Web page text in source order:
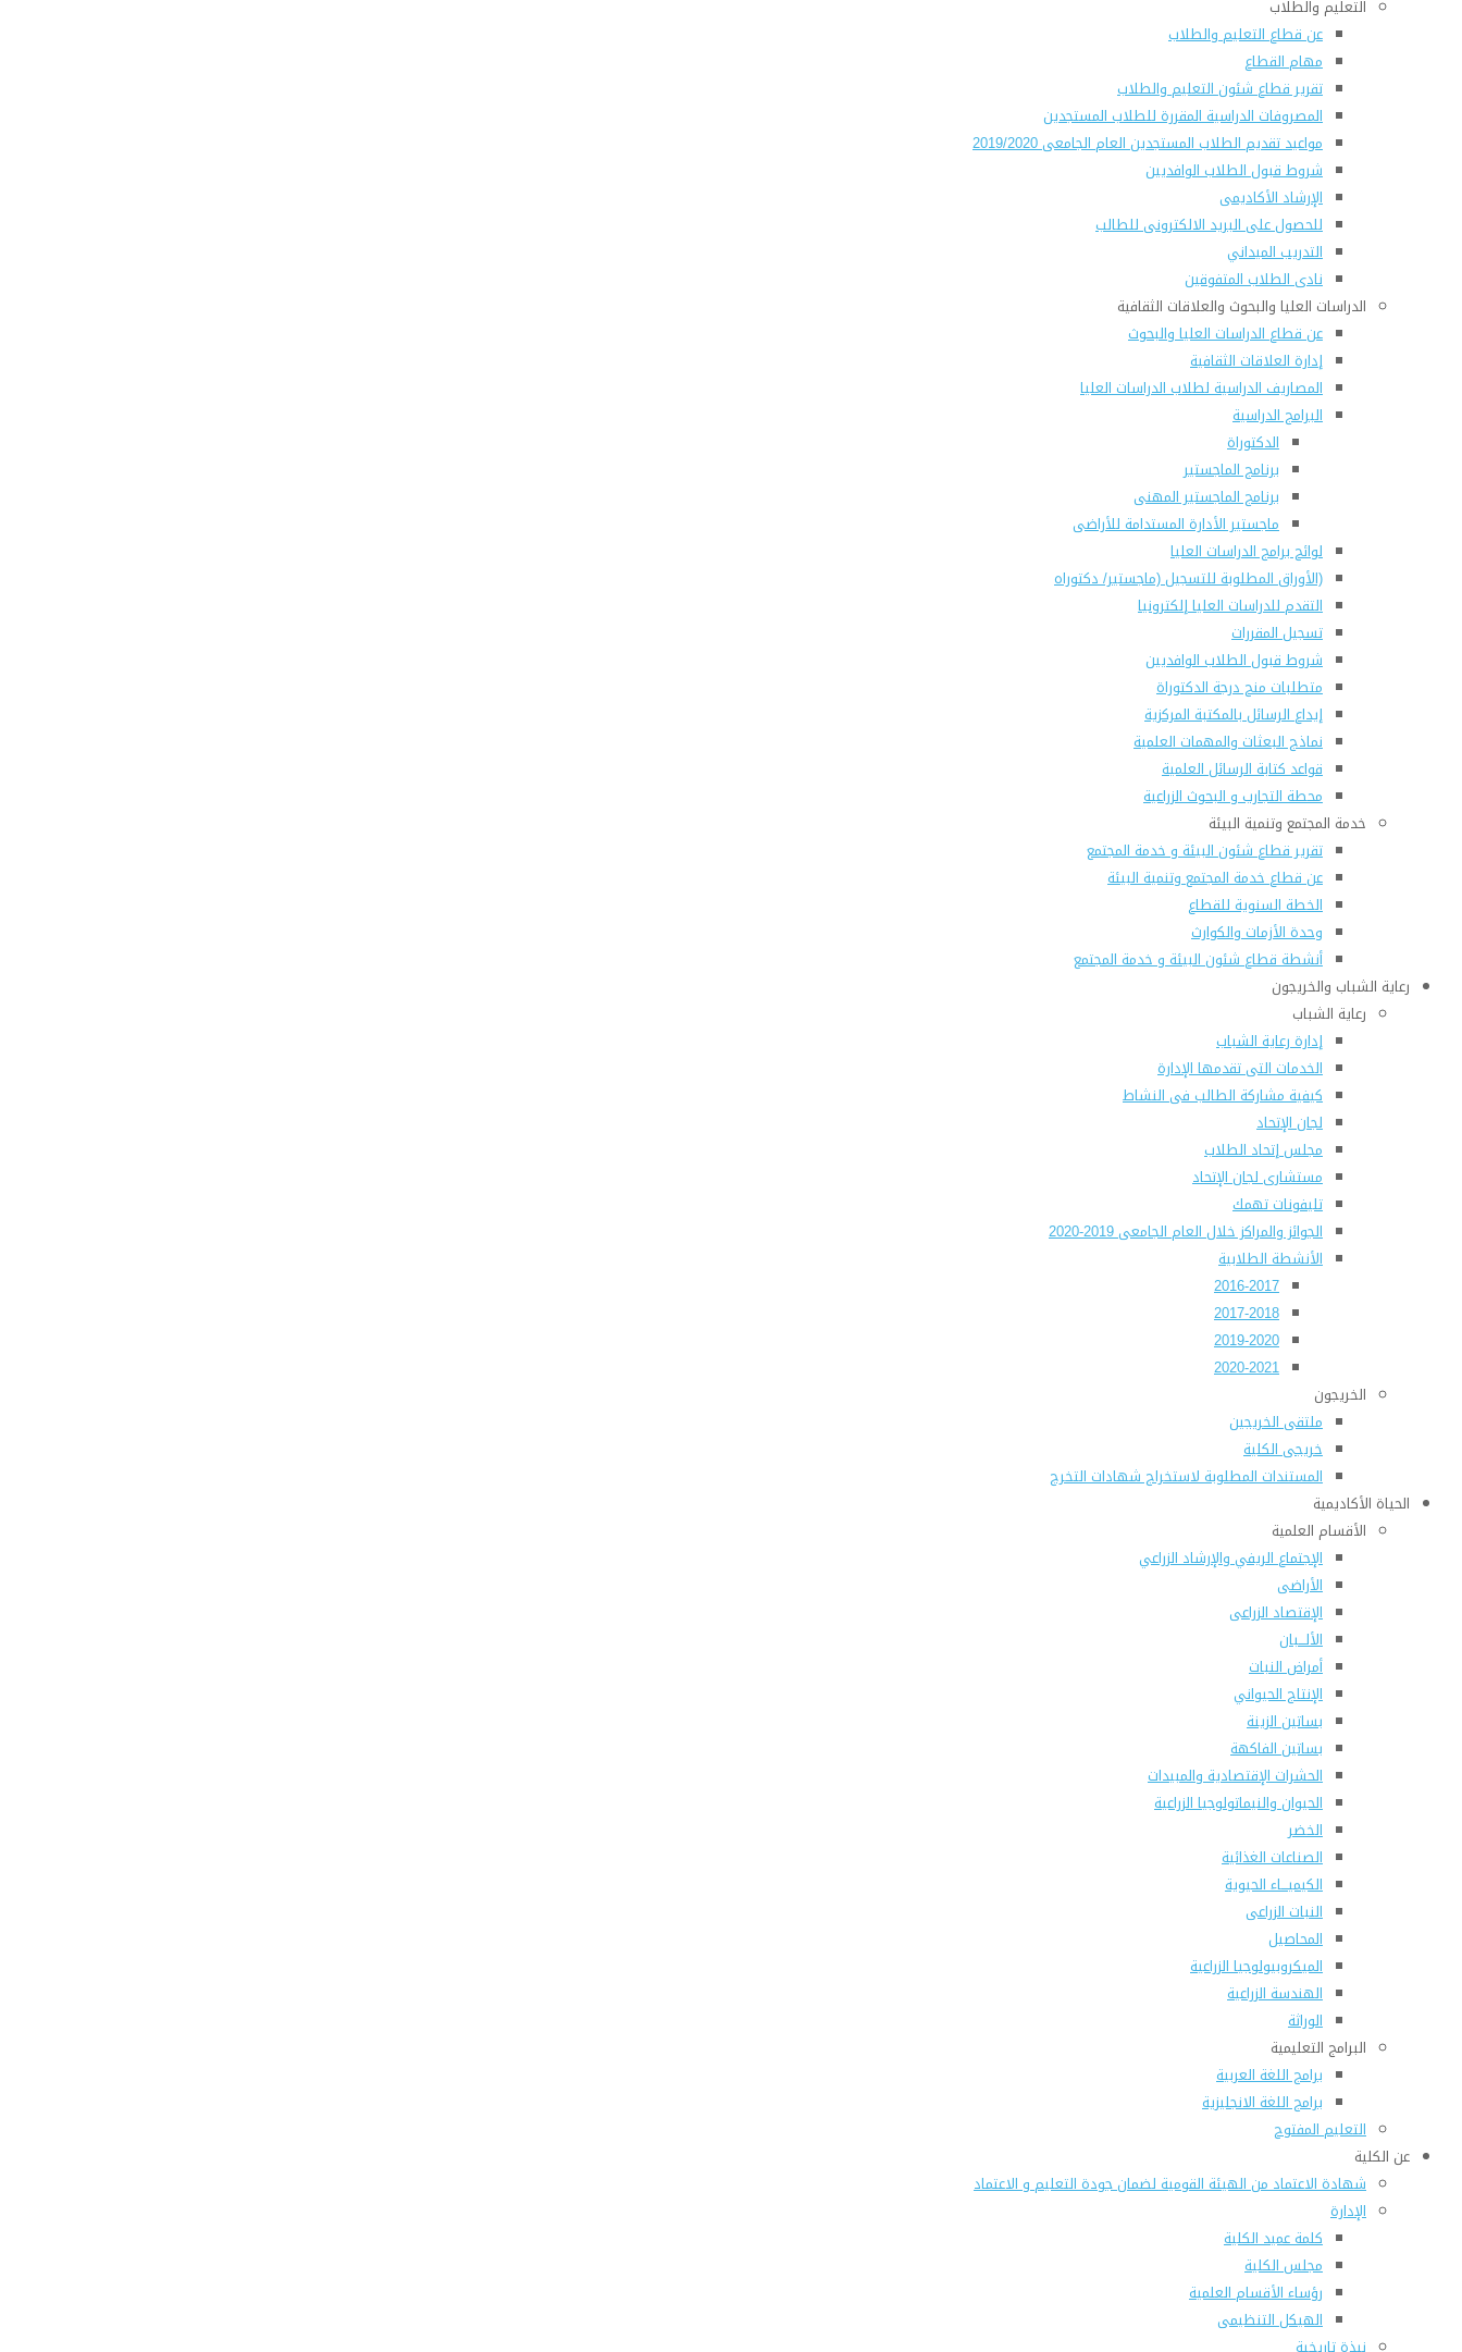
التعليم والطلاب
عن قطاع التعليم والطلاب
مهام القطاع
تقرير قطاع شئون التعليم والطلاب
المصروفات الدراسية المقررة للطلاب المستجدين
مواعيد تقديم الطلاب المستجدين العام الجامعى 2019/2020
شروط قبول الطلاب الوافديين
الإرشاد الأكاديمى
للحصول على البريد الالكترونى للطالب
التدريب الميداني
نادى الطلاب المتفوقين
الدراسات العليا والبحوث والعلاقات الثقافية
عن قطاع الدراسات العليا والبحوث
إدارة العلاقات الثقافية
المصاريف الدراسية لطلاب الدراسات العليا
البرامج الدراسية
الدكتوراة
برنامج الماجستير
برنامج الماجستير المهنى
ماجستير الأدارة المستدامة للأراضى
لوائح برامج الدراسات العليا
(الأوراق المطلوبة للتسجيل (ماجستير/ دكتوراه
التقدم للدراسات العليا إلكترونيا
تسجيل المقررات
شروط قبول الطلاب الوافديين
متطلبات منح درجة الدكتوراة
إيداع الرسائل بالمكتبة المركزية
نماذج البعثات والمهمات العلمية
قواعد كتابة الرسائل العلمية
محطة التجارب و البحوث الزراعية
خدمة المجتمع وتنمية البيئة
تقرير قطاع شئون البيئة و خدمة المجتمع
عن قطاع خدمة المجتمع وتنمية البيئة
الخطة السنوية للقطاع
وحدة الأزمات والكوارث
أنشطة قطاع شئون البيئة و خدمة المجتمع
رعاية الشباب والخريجون
رعاية الشباب
إدارة رعاية الشباب
الخدمات التى تقدمها الإدارة
كيفية مشاركة الطالب فى النشاط
لجان الإتحاد
مجلس إتحاد الطلاب
مستشارى لجان الإتحاد
تليفونات تهمك
الجوائز والمراكز خلال العام الجامعى 2019-2020
الأنشطة الطلابية
2016-2017
2017-2018
2019-2020
2020-2021
الخريجون
ملتقى الخريجين
خريجى الكلية
المستندات المطلوبة لاستخراج شهادات التخرج
الحياة الأكاديمية
الأقسام العلمية
الإجتماع الريفي والإرشاد الزراعي
الأراضى
الإقتصاد الزراعى
الألـــبان
أمراض النبات
الإنتاج الحيواني
بساتين الزينة
بساتين الفاكهة
الحشرات الإقتصادية والمبيدات
الحيوان والنيماتولوجيا الزراعية
الخضر
الصناعات الغذائية
الكيميـــاء الحيوية
النبات الزراعى
المحاصيل
الميكروبيولوجيا الزراعية
الهندسة الزراعية
الوراثة
البرامج التعليمية
برامج اللغة العربية
برامج اللغة الانجليزية
التعليم المفتوح
عن الكلية
شهادة الاعتماد من الهيئة القومية لضمان جودة التعليم و الاعتماد
الإدارة
كلمة عميد الكلية
مجلس الكلية
رؤساء الأقسام العلمية
الهيكل التنظيمى